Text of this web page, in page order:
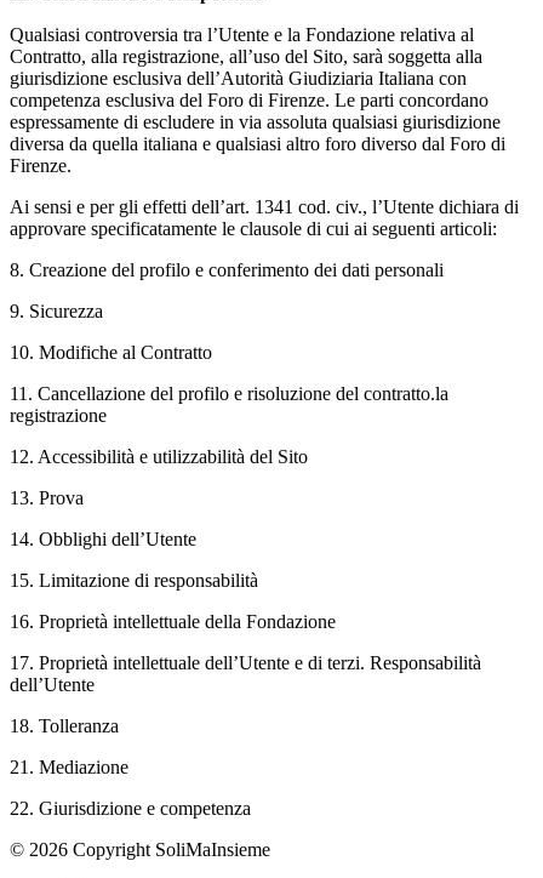
Qualsiasi controversia tra l’Utente e la Fondazione relativa al
Contratto, alla registrazione, all’uso del Sito, sarà soggetta alla
giurisdizione esclusiva dell’Autorità Giudiziaria Italiana con
competenza esclusiva del Foro di Firenze. Le parti concordano
espressamente di escludere in via assoluta qualsiasi giurisdizione
diversa da quella italiana e qualsiasi altro foro diverso dal Foro di
Firenze.
Ai sensi e per gli effetti dell’art. 1341 cod. civ., l’Utente dichiara di
approvare specificatamente le clausole di cui ai seguenti articoli:
8. Creazione del profilo e conferimento dei dati personali
9. Sicurezza
10. Modifiche al Contratto
11. Cancellazione del profilo e risoluzione del contratto.la
registrazione
12. Accessibilità e utilizzabilità del Sito
13. Prova
14. Obblighi dell’Utente
15. Limitazione di responsabilità
16. Proprietà intellettuale della Fondazione
17. Proprietà intellettuale dell’Utente e di terzi. Responsabilità
dell’Utente
18. Tolleranza
21. Mediazione
22. Giurisdizione e competenza
© 2026 Copyright SoliMaInsieme